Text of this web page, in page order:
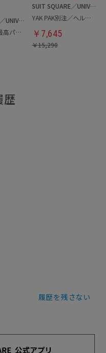
SUIT SQUARE／UNIVERSAL LANGUAGE
春夏／涼しい最高パンツ
SUIT SQUARE／UNIVERSAL LANGUAGE
YAK PAK別注／ヘルメットバッグ
￥ 7,645
￥15,290
歴
履歴を残さない